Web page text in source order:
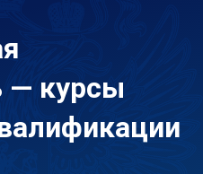
— курсы